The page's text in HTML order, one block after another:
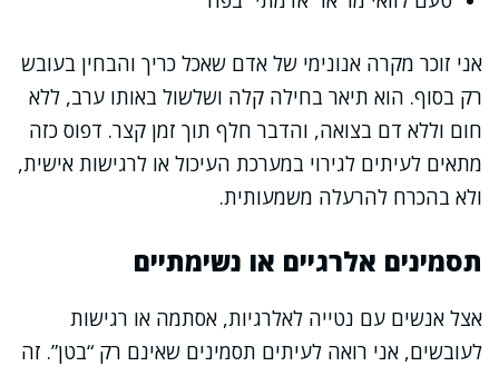
אני זוכר מקרה אנונימי של אדם שאכל כריך והבחין בעובש
רק בסוף. הוא תיאר בחילה קלה ושלשול באותו ערב, ללא
חום וללא דם בצואה, והדבר חלף תוך זמן קצר. דפוס כזה
מתאים לעיתים לגירוי במערכת העיכול או לרגישות אישית,
ולא בהכרח להרעלה משמעותית.
תסמינים אלרגיים או נשימתיים
אצל אנשים עם נטייה לאלרגיות, אסתמה או רגישות
לעובשים, אני רואה לעיתים תסמינים שאינם רק “בטן”. זה